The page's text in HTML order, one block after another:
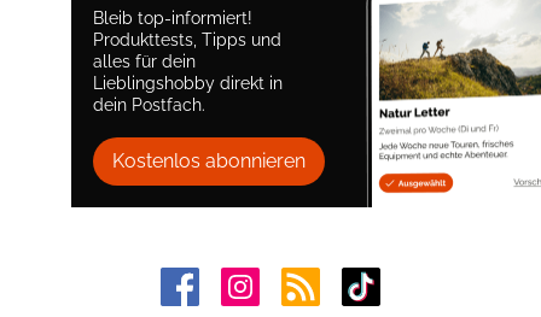
Bleib top-informiert!
Produkttests, Tipps und
alles für dein
Lieblingshobby direkt in
dein Postfach.
Kostenlos abonnieren